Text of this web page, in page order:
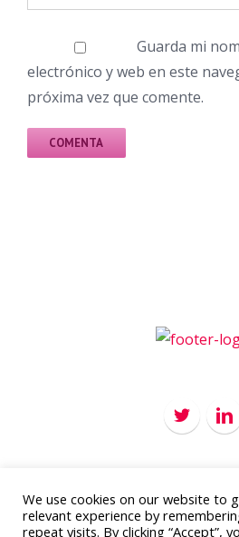
Guarda mi
electrónico y web en este
próxima vez que comente.
Copyright 2012 - 2016
Todos los derechos
We use cookies on our website to
relevant experience by
repeat visits. By clicking “Accept”,